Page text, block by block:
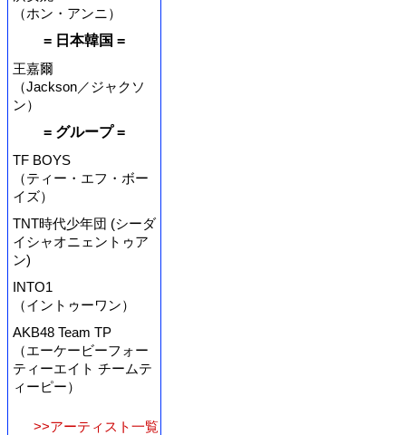
（ホン・アンニ）
= 日本韓国 =
王嘉爾
（Jackson／ジャクソ
ン）
= グループ =
TF BOYS
（ティー・エフ・ボー
イズ）
TNT時代少年団 (シーダ
イシャオニェントゥア
ン)
INTO1
（イントゥーワン）
AKB48 Team TP
（エーケービーフォー
ティーエイト チームテ
ィーピー）
>>アーティスト一覧